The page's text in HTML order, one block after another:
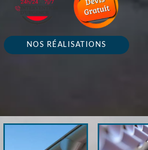
NOS RÉALISATIONS